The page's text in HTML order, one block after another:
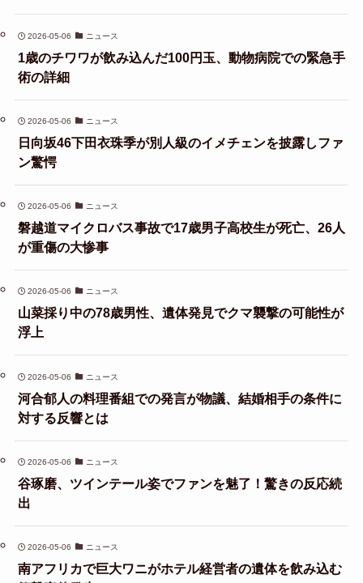
2026-05-06 ニュース
1歳のチワワが飲み込んだ100円玉、動物病院での緊急手
術の詳細
2026-05-06 ニュース
日向坂46下田衣珠季が別人級のイメチェンを披露しファ
ン驚愕
2026-05-06 ニュース
磐越道マイクロバス事故で17歳男子高校生が死亡、26人
が重傷の大惨事
2026-05-06 ニュース
山菜採り中の78歳男性、遺体発見でクマ襲撃の可能性が
浮上
2026-05-06 ニュース
河合郁人の料理番組での発言が物議、結婚相手の条件に
対する反響とは
2026-05-06 ニュース
谷琢磨、ツインテール姿でファンを魅了！驚きの反応続
出
2026-05-06 ニュース
南アフリカで巨大ワニがホテル経営者の遺体を飲み込む